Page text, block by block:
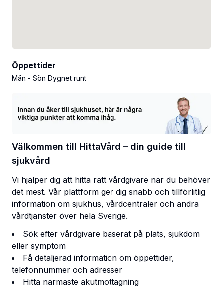
Öppettider
Mån - Sön Dygnet runt
Välkommen till HittaVård – din guide till
sjukvård
Vi hjälper dig att hitta rätt vårdgivare när du behöver
det mest. Vår plattform ger dig snabb och tillförlitlig
information om sjukhus, vårdcentraler och andra
vårdtjänster över hela Sverige.
Sök efter vårdgivare baserat på plats, sjukdom
eller symptom
Få detaljerad information om öppettider,
telefonnummer och adresser
Hitta närmaste akutmottagning